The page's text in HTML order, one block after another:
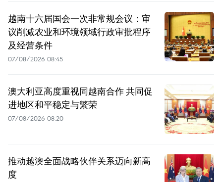
越南十六届国会一次非常规会议：审
议削减农业和环境领域行政审批程序
及经营条件
07/08/2026 08:45
澳大利亚高度重视同越南合作 共同促
进地区和平稳定与繁荣
07/08/2026 08:20
推动越澳全面战略伙伴关系迈向新高
度